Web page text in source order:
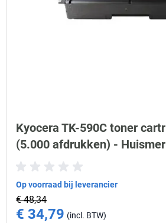
Kyocera TK-590C toner
(5.000 afdrukken) -
Op voorraad bij leverancier
€ 48,34
Special Price
€ 34,79